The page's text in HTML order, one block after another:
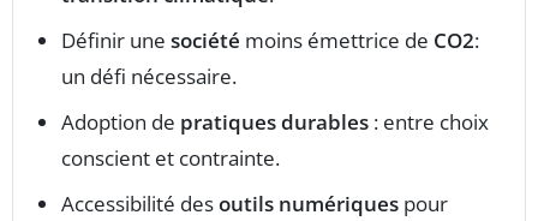
Définir une société moins émettrice de CO2:
un défi nécessaire.
Adoption de pratiques durables : entre choix
conscient et contrainte.
Accessibilité desoutils numériques pour